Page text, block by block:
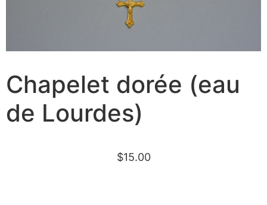
Chapelet dorée (eau
de Lourdes)
$15.00